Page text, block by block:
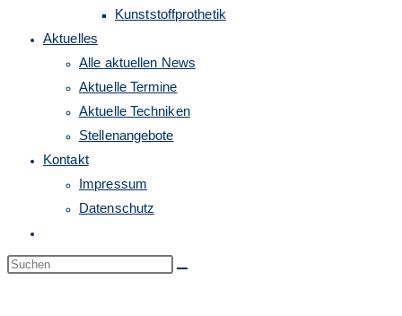
Kunststoffprothetik
Aktuelles
Alle aktuellen News
Aktuelle Termine
Aktuelle Techniken
Stellenangebote
Kontakt
Impressum
Datenschutz
Suche
Diese